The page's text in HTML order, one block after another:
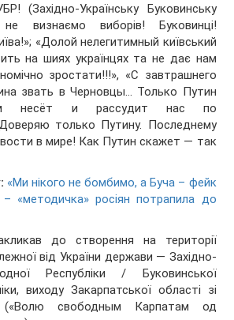
(Західно-Українську Буковинську
визнаємо виборів! Буковинці!
«Долой нелегитимный київський
на шиях українцях та не дає нам
зростати!!!», «С завтрашнего
звать в Черновцы… Только Путин
несёт и рассудит нас по
только Путину. Последнему
в мире! Как Путин скажет — так
«Ми нікого не бомбимо, а Буча – фейк
– «методичка» росіян потрапила до
до створення на території
від України держави — Західно-
Республіки / Буковинської
виходу Закарпатської області зі
(«Волю свободным Карпатам од